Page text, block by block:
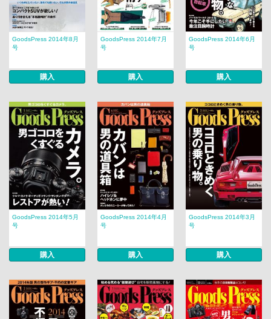
GoodsPress 2014年8月
号
購入
GoodsPress 2014年7月
号
購入
GoodsPress 2014年6月
号
購入
GoodsPress 2014年5月
号
購入
GoodsPress 2014年4月
号
購入
GoodsPress 2014年3月
号
購入